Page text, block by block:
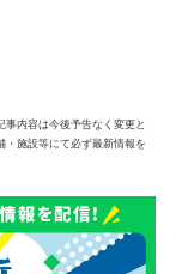
内容は今後予告なく変更と
・施設等にて必ず最新情報を